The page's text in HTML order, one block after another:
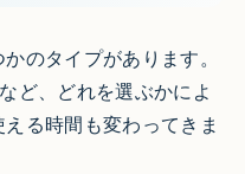
のタイプがあります。
ど、どれを選ぶかによ
る時間も変わってきま